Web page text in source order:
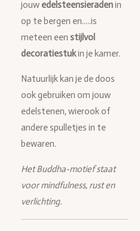
jouw edelsteensieradenin
op te bergen en.....is
meteen een stijlvol
decoratiestukin je kamer.
Natuurlijk kan je de doos
ook gebruiken om jouw
edelstenen, wierook of
andere spulletjes in te
bewaren.
Het Buddha-motief staat
voor mindfulness, rust en
verlichting.